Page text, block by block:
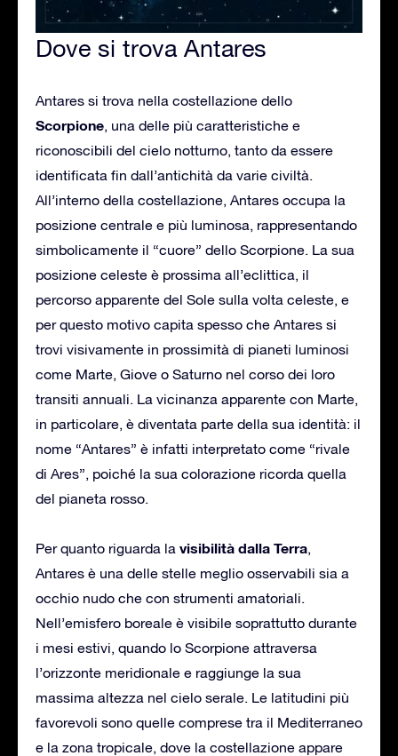
Dove si trova Antares
Antares si trova nella costellazione dello
Scorpione, una delle più caratteristiche e
riconoscibili del cielo notturno, tanto da essere
identificata fin dall’antichità da varie civiltà.
All’interno della costellazione, Antares occupa la
posizione centrale e più luminosa, rappresentando
simbolicamente il “cuore” dello Scorpione. La sua
posizione celeste è prossima all’eclittica, il
percorso apparente del Sole sulla volta celeste, e
per questo motivo capita spesso che Antares si
trovi visivamente in prossimità di pianeti luminosi
come Marte, Giove o Saturno nel corso dei loro
transiti annuali. La vicinanza apparente con Marte,
in particolare, è diventata parte della sua identità: il
nome “Antares” è infatti interpretato come “rivale
di Ares”, poiché la sua colorazione ricorda quella
del pianeta rosso.
Per quanto riguarda la visibilità dalla Terra,
Antares è una delle stelle meglio osservabili sia a
occhio nudo che con strumenti amatoriali.
Nell’emisfero boreale è visibile soprattutto durante
i mesi estivi, quando lo Scorpione attraversa
l’orizzonte meridionale e raggiunge la sua
massima altezza nel cielo serale. Le latitudini più
favorevoli sono quelle comprese tra il Mediterraneo
e la zona tropicale, dove la costellazione appare